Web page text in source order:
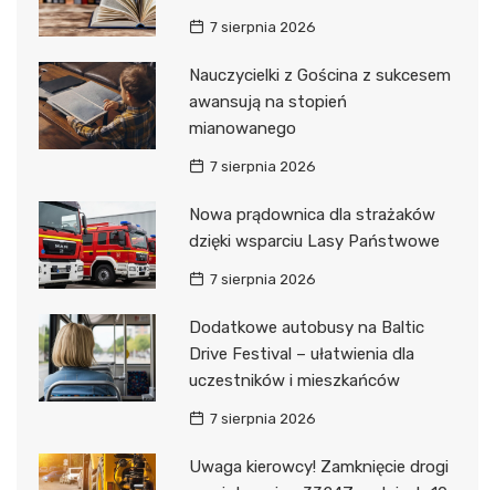
7 sierpnia 2026
Nauczycielki z Gościna z sukcesem
awansują na stopień
mianowanego
7 sierpnia 2026
Nowa prądownica dla strażaków
dzięki wsparciu Lasy Państwowe
7 sierpnia 2026
Dodatkowe autobusy na Baltic
Drive Festival – ułatwienia dla
uczestników i mieszkańców
7 sierpnia 2026
Uwaga kierowcy! Zamknięcie drogi